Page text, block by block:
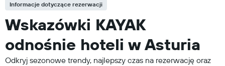
Informacje dotyczące rezerwacji
Wskazówki KAYAK
odnośnie hoteli w Asturia
Odkryj sezonowe trendy, najlepszy czas na rezerwację oraz